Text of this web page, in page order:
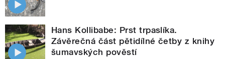
Hans Kollibabe: Prst trpaslíka.
Závěrečná část pětidílné četby z knihy
šumavských pověstí